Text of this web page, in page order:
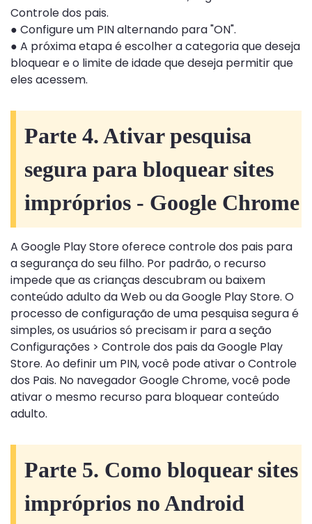
Controle dos pais.
● Configure um PIN alternando para "ON".
● A próxima etapa é escolher a categoria que deseja
bloquear e o limite de idade que deseja permitir que
eles acessem.
Parte 4. Ativar pesquisa
segura para bloquear sites
impróprios - Google Chrome
A Google Play Store oferece controle dos pais para
a segurança do seu filho. Por padrão, o recurso
impede que as crianças descubram ou baixem
conteúdo adulto da Web ou da Google Play Store. O
processo de configuração de uma pesquisa segura é
simples, os usuários só precisam ir para a seção
Configurações > Controle dos pais da Google Play
Store. Ao definir um PIN, você pode ativar o Controle
dos Pais. No navegador Google Chrome, você pode
ativar o mesmo recurso para bloquear conteúdo
adulto.
Parte 5. Como bloquear sites
impróprios no Android